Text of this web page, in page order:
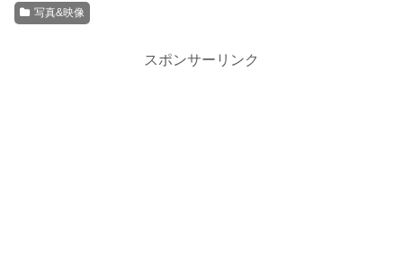
写真&映像
スポンサーリンク